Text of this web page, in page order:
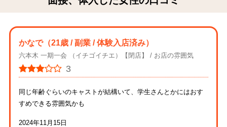
かなで（21歳 / 副業 / 体験入店済み）
六本木 一期一会 （イチゴイチエ）【閉店】 お店の雰囲気
3
同じ年齢ぐらいのキャストが結構いて、学生さんとかにはおす
すめできる雰囲気かも
2024年11月15日